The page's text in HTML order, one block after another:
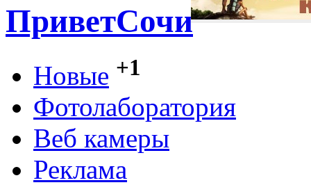
ПриветСочи
Новые +1
Фотолаборатория
Веб камеры
Реклама